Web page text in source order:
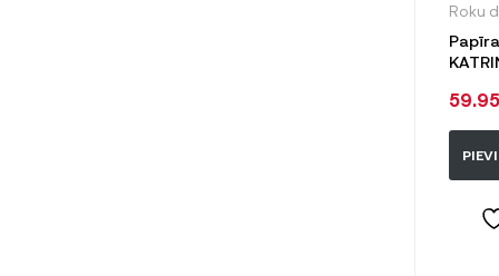
Roku
slāņi,
59.95